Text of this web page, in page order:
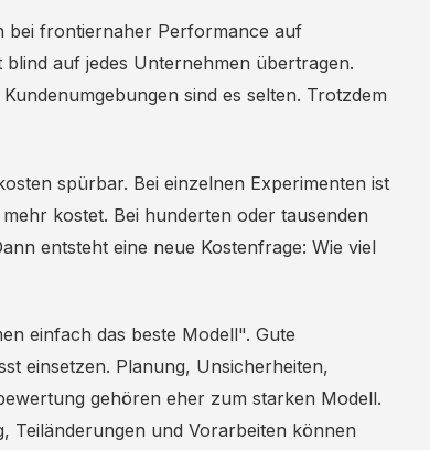
bei frontiernaher Performance auf
auf jedes Unternehmen übertragen.
sind es selten. Trotzdem
spürbar. Bei einzelnen Experimenten ist
kostet. Bei hunderten oder tausenden
entsteht eine neue Kostenfrage: Wie viel
einfach das beste Modell". Gute
einsetzen. Planung, Unsicherheiten,
gehören eher zum starken Modell.
Teiländerungen und Vorarbeiten können